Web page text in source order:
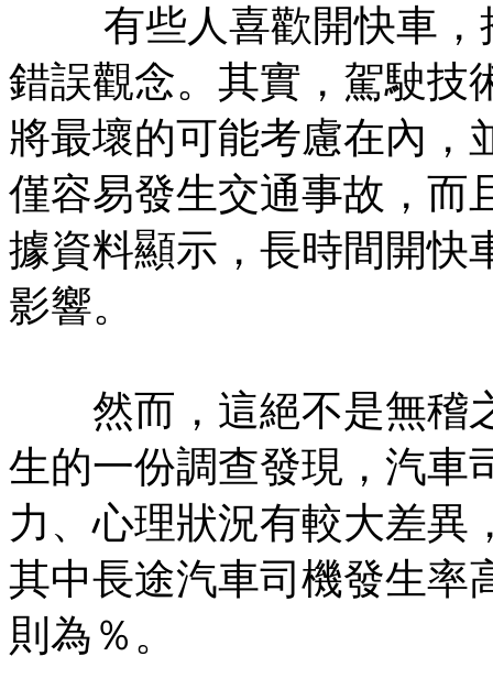
有些人喜歡開快車，
錯誤觀念。其實，駕駛技
將最壞的可能考慮在內，
僅容易發生交通事故，而
據資料顯示，長時間開快
影響。
然而，這絕不是無稽
生的一份調查發現，汽車
力、心理狀況有較大差異
其中長途汽車司機發生率
則為％。